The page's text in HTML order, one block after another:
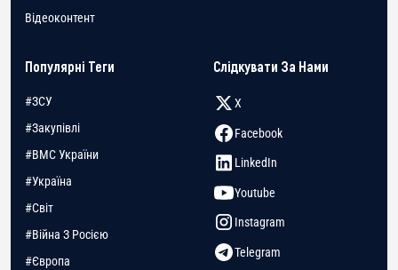
Відеоконтент
Популярні Теги
#ЗСУ
#Закупівлі
#ВМС України
#Україна
#Світ
#Війна З Росією
#Європа
Слідкувати За Нами
X
Facebook
LinkedIn
Youtube
Instagram
Telegram